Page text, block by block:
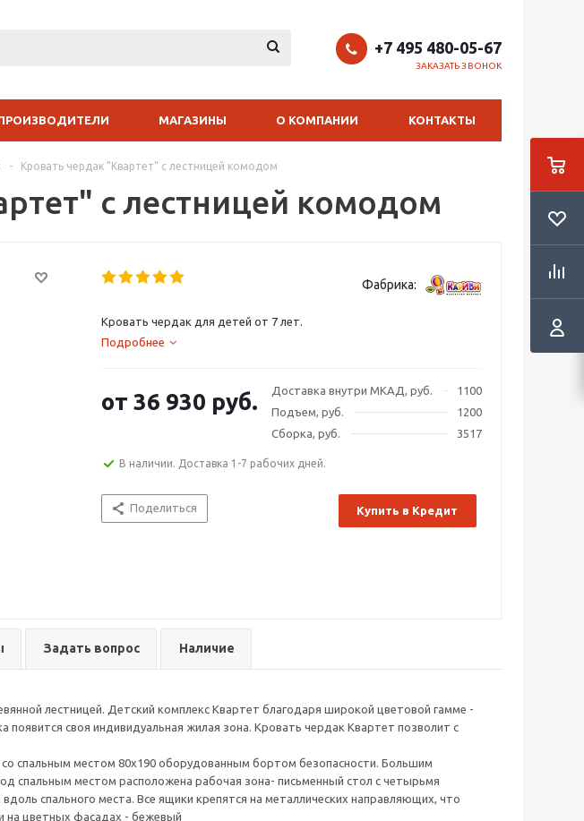
+7 495 480-05-67
ЗАКАЗАТЬ ЗВОНОК
МАГАЗИНЫ О КОМПАНИИ КОНТАКТЫ
- Кровать чердак "Квартет" с лестницей комодом
с лестницей комодом
Фабрика:
Кровать чердак для детей от 7 лет.
Подробнее
Доставка внутри МКАД, руб.
1100
Подъем, руб.
1200
Сборка, руб.
3517
от 36 930 руб.
В наличии. Доставка 1-7 рабочих дней.
Поделиться Купить в Кредит
Задать вопрос Наличие
лестницей. Детский комплекс Квартет благодаря широкой цветовой гамме -
своя индивидуальная жилая зона. Кровать чердак Квартет позволит с
спальным местом 80х190 оборудованным бортом безопасности. Большим
местом расположена рабочая зона- письменный стол с четырьмя
спального места. Все ящики крепятся на металлических направляющих, что
на цветных фасадах - бежевый